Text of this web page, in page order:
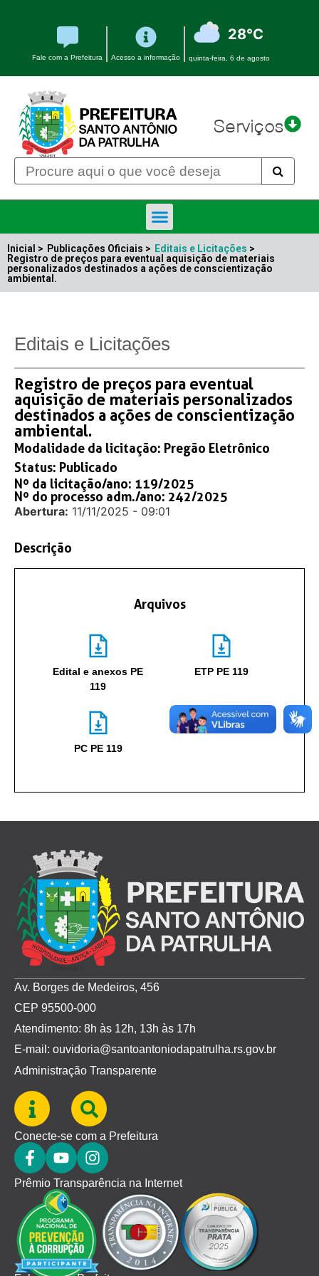
Fale com a Prefeitura Acesso a informação
28°C
quinta-feira, 6 de agosto
Serviços
Inicial > Publicações Oficiais > Editais e Licitações >
Registro de preços para eventual aquisição de materiais
personalizados destinados a ações de conscientização
ambiental.
Editais e Licitações
Registro de preços para eventual
aquisição de materiais personalizados
destinados a ações de conscientização
ambiental.
Modalidade da licitação: Pregão Eletrônico
Status: Publicado
Nº da licitação/ano: 119/2025
Nº do processo adm./ano: 242/2025
Abertura: 11/11/2025 - 09:01
Descrição
Arquivos
Edital e anexos PE
119
ETP PE 119
PC PE 119
Av. Borges de Medeiros, 456
CEP 95500-000
Atendimento: 8h às 12h, 13h às 17h
E-mail: ouvidoria@santoantoniodapatrulha.rs.gov.br
Administração Transparente
Conecte-se com a Prefeitura
Prêmio Transparência na Internet